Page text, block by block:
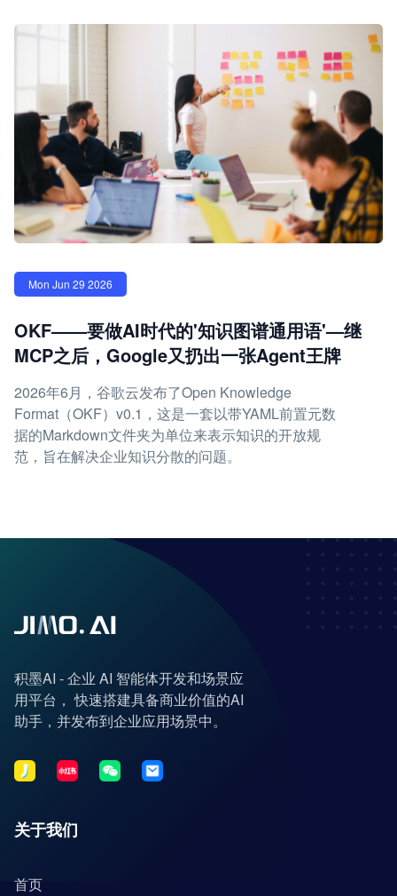
Mon Jun 29 2026
OKF——要做AI时代的'知识图谱通用语'—继
MCP之后，Google又扔出一张Agent王牌
2026年6月，谷歌云发布了Open Knowledge
Format（OKF）v0.1，这是一套以带YAML前置元数
据的Markdown文件夹为单位来表示知识的开放规
范，旨在解决企业知识分散的问题。
积墨AI - 企业 AI 智能体开发和场景应
用平台， 快速搭建具备商业价值的AI
助手，并发布到企业应用场景中。
关于我们
首页